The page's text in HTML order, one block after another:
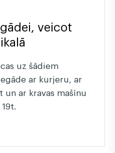
veicot
uz šādiem
ar kurjeru, ar
un ar kravas mašīnu